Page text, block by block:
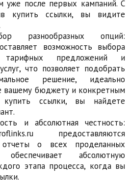
уже после первых кампаний. С
купить ссылки, вы видите
разнообразных опций:
возможность выбора
предложений и
что позволяет подобрать
решение, идеально
вашему бюджету и конкретным
купить ссылки, вы найдете
и абсолютная честность:
предоставляются
о всех проделанных
абсолютную
этапа процесса, когда вы